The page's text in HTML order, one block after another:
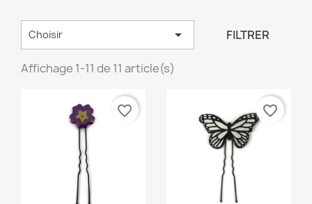
Choisir  FILTRER
Affichage 1-11 de 11 article(s)
favorite_border favorite_border